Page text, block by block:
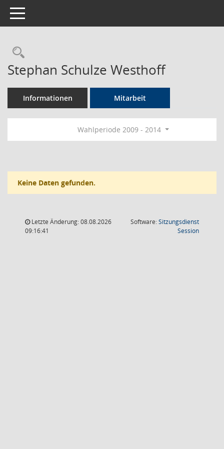
Toggle navigation
Rechercheauswahl
Stephan Schulze Westhoff
Informationen Mitarbeit
Wahlperiode 2009 - 2014
Keine Daten gefunden.
Letzte Änderung: 08.08.2026
09:16:41
Software:Sitzungsdienst
Session(Wird in